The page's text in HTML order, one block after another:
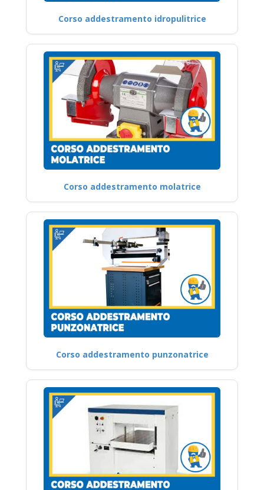
Corso addestramento idropulitrice
Corso addestramento molatrice
Corso addestramento punzonatrice